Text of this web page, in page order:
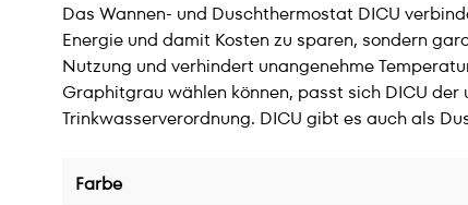
Das Wannen- und Duschthermostat DICU
Energie und damit Kosten zu sparen, sondern
Nutzung und verhindert unangenehme
Graphitgrau wählen können, passt sich DICU
Trinkwasserverordnung. DICU gibt es auch als
Farbe